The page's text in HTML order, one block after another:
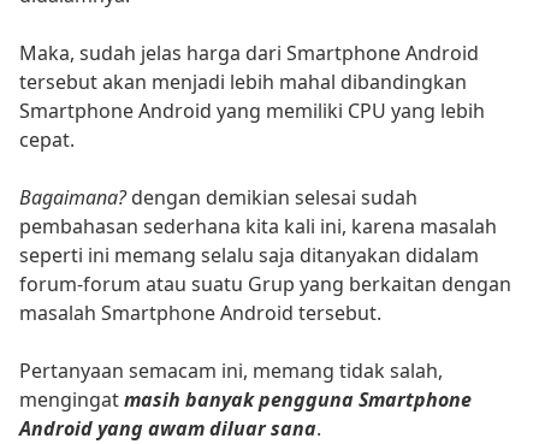
Maka, sudah jelas harga dari Smartphone Android
tersebut akan menjadi lebih mahal dibandingkan
Smartphone Android yang memiliki CPU yang lebih
cepat.
Bagaimana?dengan demikian selesai sudah
pembahasan sederhana kita kali ini, karena masalah
seperti ini memang selalu saja ditanyakan didalam
forum-forum atau suatu Grup yang berkaitan dengan
masalah Smartphone Android tersebut.
Pertanyaan semacam ini, memang tidak salah,
mengingatmasih banyak pengguna Smartphone
Android yang awam diluar sana.